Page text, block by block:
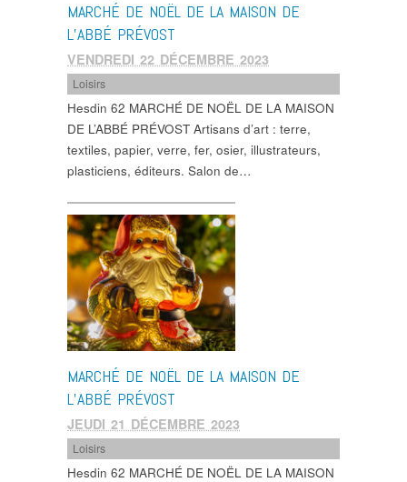
MARCHÉ DE NOËL DE LA MAISON DE
L’ABBÉ PRÉVOST
VENDREDI 22 DÉCEMBRE 2023
Loisirs
Hesdin 62 MARCHÉ DE NOËL DE LA MAISON
DE L’ABBÉ PRÉVOST Artisans d’art : terre,
textiles, papier, verre, fer, osier, illustrateurs,
plasticiens, éditeurs. Salon de…
MARCHÉ DE NOËL DE LA MAISON DE
L’ABBÉ PRÉVOST
JEUDI 21 DÉCEMBRE 2023
Loisirs
Hesdin 62 MARCHÉ DE NOËL DE LA MAISON